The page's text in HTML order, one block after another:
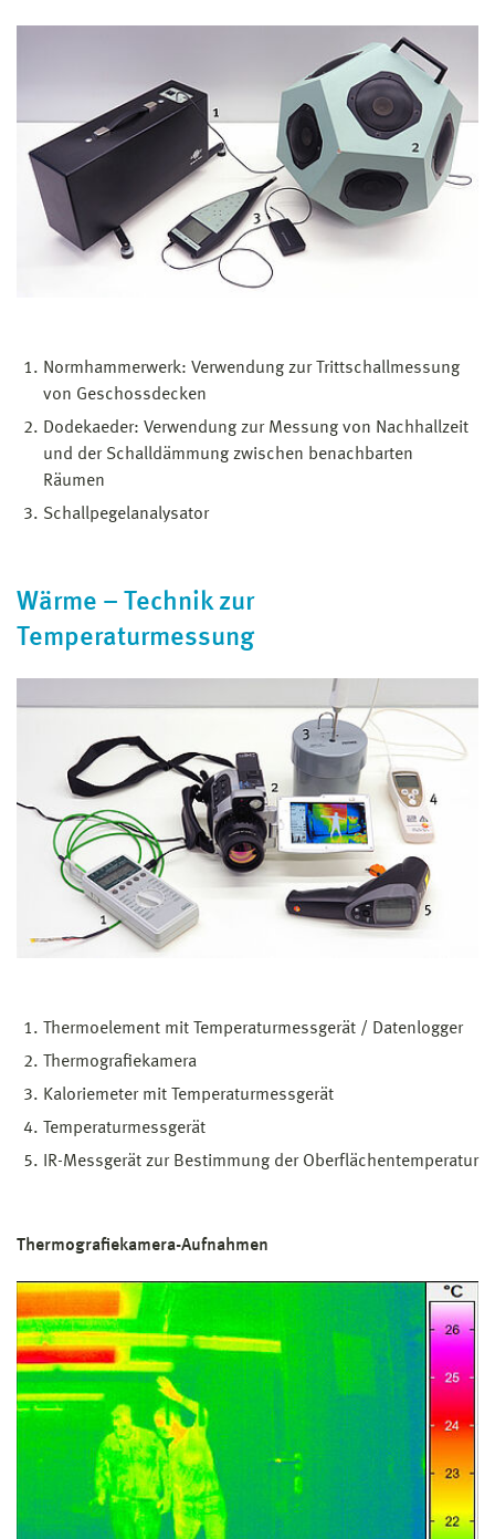
Normhammerwerk: Verwendung zur Trittschallmessung
von Geschossdecken
Dodekaeder: Verwendung zur Messung von Nachhallzeit
und der Schalldämmung zwischen benachbarten
Räumen
Schallpegelanalysator
Wärme – Technik zur
Temperaturmessung
Thermoelement mit Temperaturmessgerät / Datenlogger
Thermografiekamera
Kaloriemeter mit Temperaturmessgerät
Temperaturmessgerät
IR-Messgerät zur Bestimmung der Oberflächentemperatur
Thermografiekamera-Aufnahmen